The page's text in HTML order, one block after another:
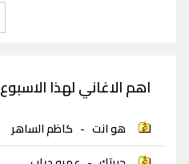
اهم الاغاني لهذا الاسبوع
هو انت - كاظم الساهر